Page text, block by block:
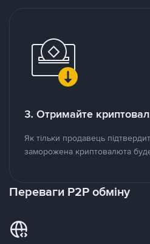
3. Отримайте
Як тільки продавець
заморожена криптовалюта
Переваги P2P обміну